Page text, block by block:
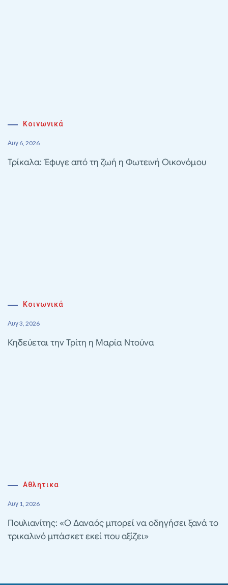
Κοινωνικά
Αυγ 6, 2026
Τρίκαλα: Έφυγε από τη ζωή η Φωτεινή Οικονόμου
Κοινωνικά
Αυγ 3, 2026
Κηδεύεται την Τρίτη η Μαρία Ντούνα
Αθλητικα
Αυγ 1, 2026
Πουλιανίτης: «Ο Δαναός μπορεί να οδηγήσει ξανά το
τρικαλινό μπάσκετ εκεί που αξίζει»